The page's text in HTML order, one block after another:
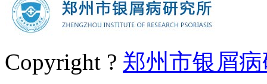
Copyright ? 郑州市银屑